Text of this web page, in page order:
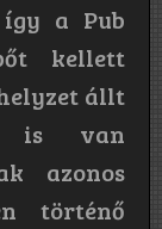
a Pub
kellett
állt
is van
azonos
történő